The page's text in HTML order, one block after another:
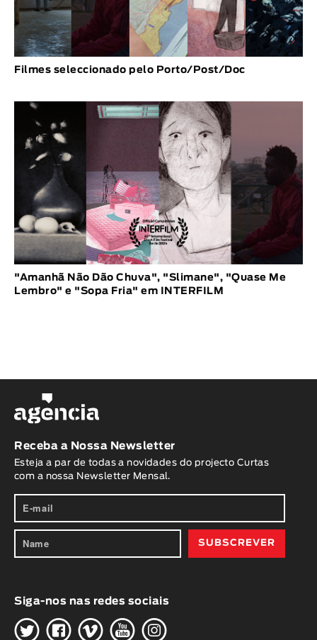
Filmes seleccionado pelo Porto/Post/Doc
"Amanhã Não Dão Chuva", "Slimane", "Quase Me
Lembro" e "Sopa Fria" em INTERFILM
Receba a Nossa Newsletter
Esteja a par de todas a novidades do projecto Curtas
com a nossa Newsletter Mensal.
Siga-nos nas redes sociais
HGWOK